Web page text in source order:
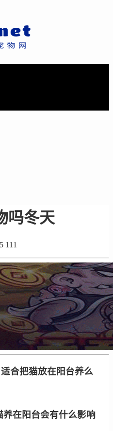
吗冬天
111
合把猫放在阳台养么
在阳台会有什么影响